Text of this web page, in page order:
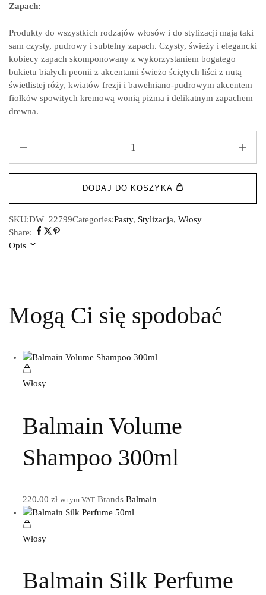
Zapach:
Produkty do wszystkich rodzajów włosów i do stylizacji mają taki
sam czysty, pudrowy i subtelny zapach. Czysty, świeży i elegancki
kobiecy zapach skomponowany z wykorzystaniem bogatego
bukietu białych peonii z akcentami świeżo ściętych liści z nutą
świetlistej róży, kwiatów frezji i bawełniano-pudrowym akcentem
fiołków spowitych kremową wonią piżma i delikatnym zapachem
drewna.
DODAJ DO KOSZYKA
SKU:DW_22799Categories:Pasty, Stylizacja, Włosy
Share:
Opis
Mogą Ci się spodobać
Włosy
Balmain Volume
Shampoo 300ml
220.00 zł w tym VATBrands Balmain
Włosy
Balmain Silk Perfume